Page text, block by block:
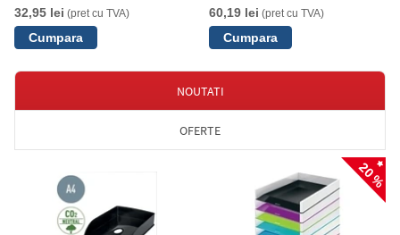
32,95 lei (pret cu TVA)
60,19 lei (pret cu TVA)
NOUTATI
OFERTE
20 %